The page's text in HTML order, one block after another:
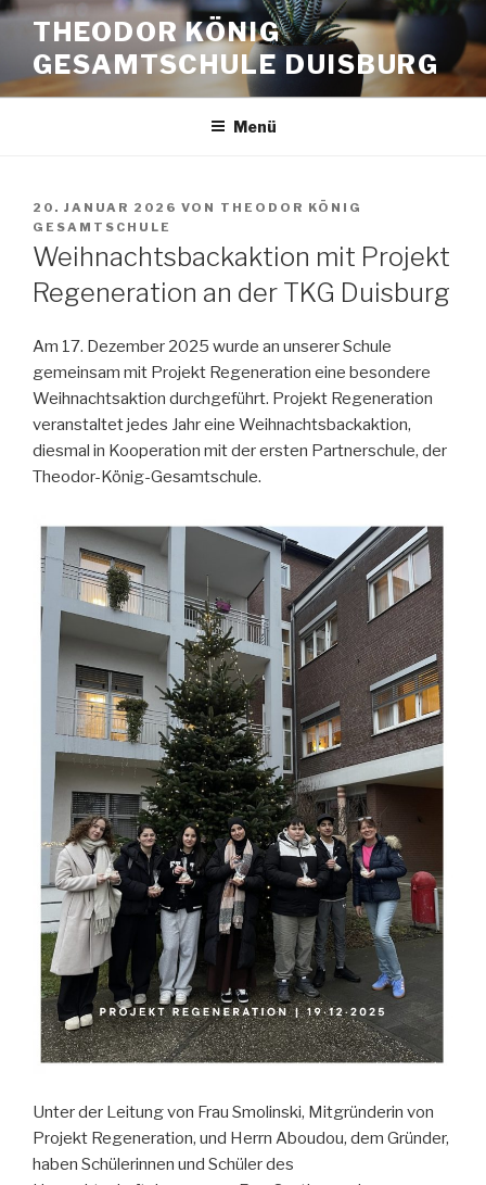
Zum
Inhalt
springen
THEODOR KÖNIG
GESAMTSCHULE DUISBURG
Menü
VERÖFFENTLICHT
AM
20. JANUAR 2026 VON THEODOR KÖNIG
GESAMTSCHULE
Weihnachtsbackaktion mit Projekt
Regeneration an der TKG Duisburg
Am 17. Dezember 2025 wurde an unserer Schule
gemeinsam mit Projekt Regeneration eine besondere
Weihnachtsaktion durchgeführt. Projekt Regeneration
veranstaltet jedes Jahr eine Weihnachtsbackaktion,
diesmal in Kooperation mit der ersten Partnerschule, der
Theodor-König-Gesamtschule.
Unter der Leitung von Frau Smolinski, Mitgründerin von
Projekt Regeneration, und Herrn Aboudou, dem Gründer,
haben Schülerinnen und Schüler des